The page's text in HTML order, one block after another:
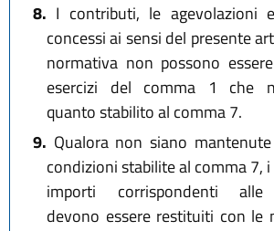
8. I contributi, le agevolazioni
concessi ai sensi del presente
normativa non possono
esercizi del comma 1 che
quanto stabilito al comma 7.
9. Qualora non siano
condizioni stabilite al comma 7,
importi corrispondenti alle
devono essere restituiti con le